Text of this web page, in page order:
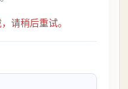
请稍后重试。